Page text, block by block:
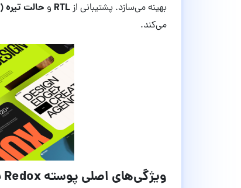
بهینه می‌سازد. پشتیبانی ازRTL و حالت تیره (Dark Mode)
می‌کند.
ویژگی‌های اصلی پوسته Redox نسخه 1.0.5: